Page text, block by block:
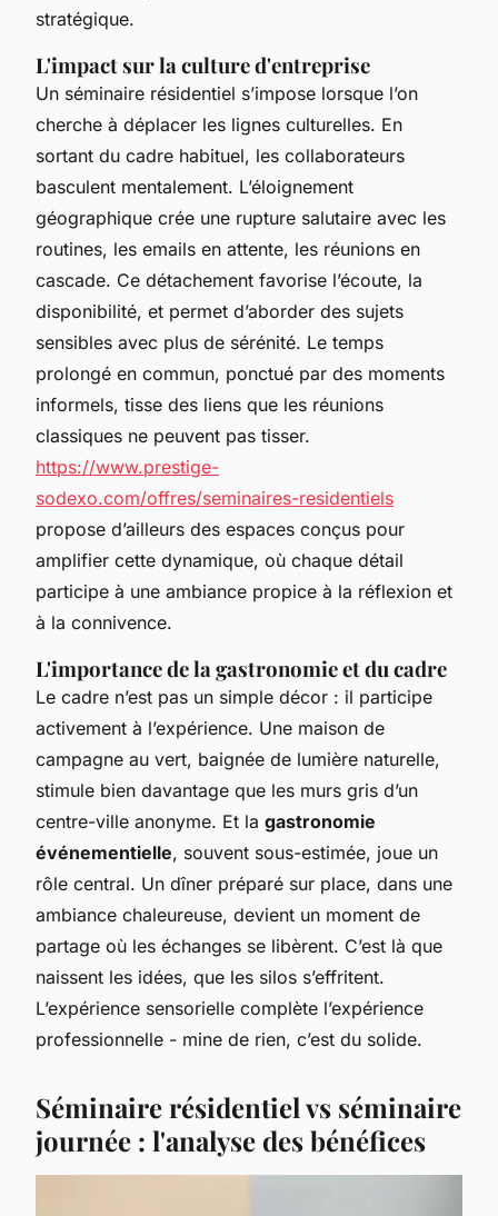
stratégique.
L'impact sur la culture d'entreprise
Un séminaire résidentiel s’impose lorsque l’on
cherche à déplacer les lignes culturelles. En
sortant du cadre habituel, les collaborateurs
basculent mentalement. L’éloignement
géographique crée une rupture salutaire avec les
routines, les emails en attente, les réunions en
cascade. Ce détachement favorise l’écoute, la
disponibilité, et permet d’aborder des sujets
sensibles avec plus de sérénité. Le temps
prolongé en commun, ponctué par des moments
informels, tisse des liens que les réunions
classiques ne peuvent pas tisser.
https://www.prestige-
sodexo.com/offres/seminaires-residentiels
propose d’ailleurs des espaces conçus pour
amplifier cette dynamique, où chaque détail
participe à une ambiance propice à la réflexion et
à la connivence.
L'importance de la gastronomie et du cadre
Le cadre n’est pas un simple décor : il participe
activement à l’expérience. Une maison de
campagne au vert, baignée de lumière naturelle,
stimule bien davantage que les murs gris d’un
centre-ville anonyme. Et la gastronomie
événementielle, souvent sous-estimée, joue un
rôle central. Un dîner préparé sur place, dans une
ambiance chaleureuse, devient un moment de
partage où les échanges se libèrent. C’est là que
naissent les idées, que les silos s’effritent.
L’expérience sensorielle complète l’expérience
professionnelle - mine de rien, c’est du solide.
Séminaire résidentiel vs séminaire
journée : l'analyse des bénéfices